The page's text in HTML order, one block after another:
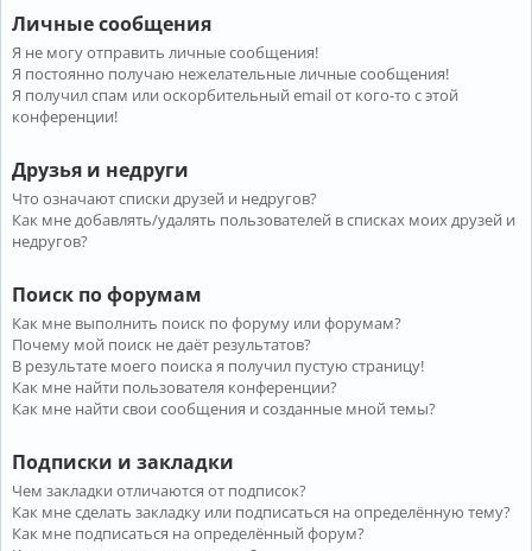
Личные сообщения
Я не могу отправить личные сообщения!
Я постоянно получаю нежелательные личные сообщения!
Я получил спам или оскорбительный email от кого-то с этой
конференции!
Друзья и недруги
Что означают списки друзей и недругов?
Как мне добавлять/удалять пользователей в списках моих друзей и
недругов?
Поиск по форумам
Как мне выполнить поиск по форуму или форумам?
Почему мой поиск не даёт результатов?
В результате моего поиска я получил пустую страницу!
Как мне найти пользователя конференции?
Как мне найти свои сообщения и созданные мной темы?
Подписки и закладки
Чем закладки отличаются от подписок?
Как мне сделать закладку или подписаться на определённую тему?
Как мне подписаться на определённый форум?